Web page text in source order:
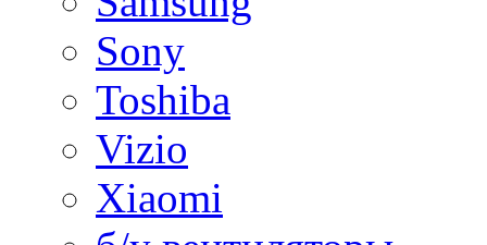
Sony
Toshiba
Vizio
Xiaomi